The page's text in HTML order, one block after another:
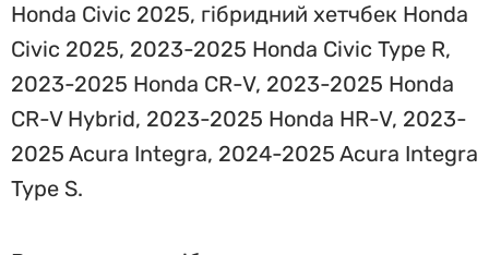
Honda Civic 2025, гібридний хетчбек Honda
Civic 2025, 2023-2025 Honda Civic Type R,
2023-2025 Honda CR-V, 2023-2025 Honda
CR-V Hybrid, 2023-2025 Honda HR-V, 2023-
2025 Acura Integra, 2024-2025 Acura Integra
Type S.